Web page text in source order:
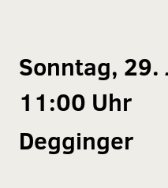
Sonntag,
11:00 Uhr
Degginger